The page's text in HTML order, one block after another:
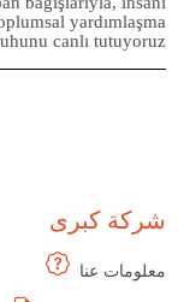
yardımlaşma
canlı tutuyoruz.
شركة كبرى
معلومات عنا